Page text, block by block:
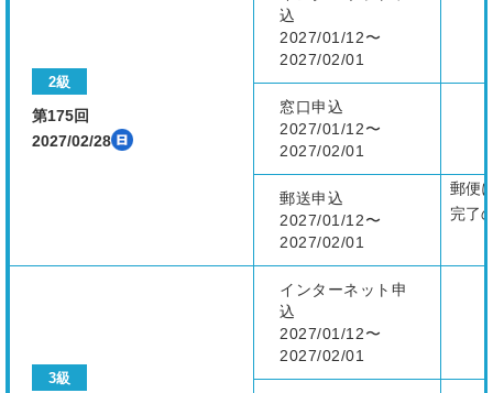
2級
第175回
2027/02/28
込
2027/01/12〜
2027/02/01
窓口申込
2027/01/12〜
2027/02/01
郵送申込
2027/01/12〜
2027/02/01
郵便
完了
3級
インターネット申
込
2027/01/12〜
2027/02/01